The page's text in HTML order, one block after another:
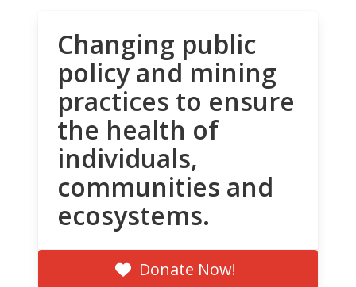
Changing public
policy and mining
practices to ensure
the health of
individuals,
communities and
ecosystems.
Donate Now!